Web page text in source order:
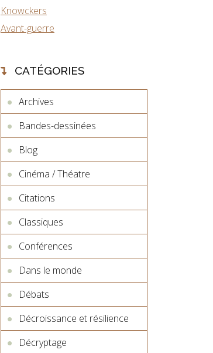
Knowckers
Avant-guerre
CATÉGORIES
Archives
Bandes-dessinées
Blog
Cinéma / Théatre
Citations
Classiques
Conférences
Dans le monde
Débats
Décroissance et résilience
Décryptage